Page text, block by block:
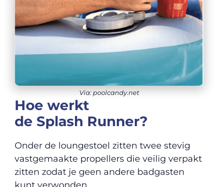
Via: poolcandy.net
Hoe werkt
de Splash Runner?
Onder de loungestoel zitten twee stevig
vastgemaakte propellers die veilig verpakt
zitten zodat je geen andere badgasten